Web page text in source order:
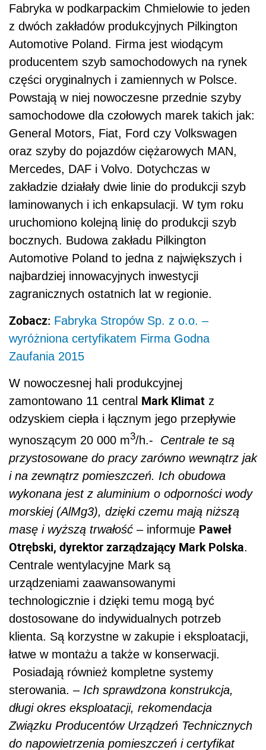
Fabryka w podkarpackim Chmielowie to jeden
z dwóch zakładów produkcyjnych Pilkington
Automotive Poland. Firma jest wiodącym
producentem szyb samochodowych na rynek
części oryginalnych i zamiennych w Polsce.
Powstają w niej nowoczesne przednie szyby
samochodowe dla czołowych marek takich jak:
General Motors, Fiat, Ford czy Volkswagen
oraz szyby do pojazdów ciężarowych MAN,
Mercedes, DAF i Volvo. Dotychczas w
zakładzie działały dwie linie do produkcji szyb
laminowanych i ich enkapsulacji. W tym roku
uruchomiono kolejną linię do produkcji szyb
bocznych. Budowa zakładu Pilkington
Automotive Poland to jedna z największych i
najbardziej innowacyjnych inwestycji
zagranicznych ostatnich lat w regionie.
Zobacz: Fabryka Stropów Sp. z o.o. –
wyróżniona certyfikatem Firma Godna
Zaufania 2015
W nowoczesnej hali produkcyjnej
zamontowano 11 central Mark Klimat z
odzyskiem ciepła i łącznym jego przepływie
wynoszącym 20 000 m3/h.- Centrale te są
przystosowane do pracy zarówno wewnątrz jak
i na zewnątrz pomieszczeń. Ich obudowa
wykonana jest z aluminium o odporności wody
morskiej (AlMg3), dzięki czemu mają niższą
masę i wyższą trwałość – informuje Paweł
Otrębski, dyrektor zarządzający Mark Polska.
Centrale wentylacyjne Mark są
urządzeniami zaawansowanymi
technologicznie i dzięki temu mogą być
dostosowane do indywidualnych potrzeb
klienta. Są korzystne w zakupie i eksploatacji,
łatwe w montażu a także w konserwacji.
Posiadają również kompletne systemy
sterowania. – Ich sprawdzona konstrukcja,
długi okres eksploatacji, rekomendacja
Związku Producentów Urządzeń Technicznych
do napowietrzenia pomieszczeń i certyfikat